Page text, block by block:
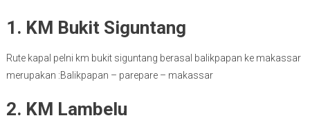
1. KM Bukit Siguntang
Rute kapal pelni km bukit siguntang berasal balikpapan ke makassar
merupakan :Balikpapan – parepare – makassar
2. KM Lambelu